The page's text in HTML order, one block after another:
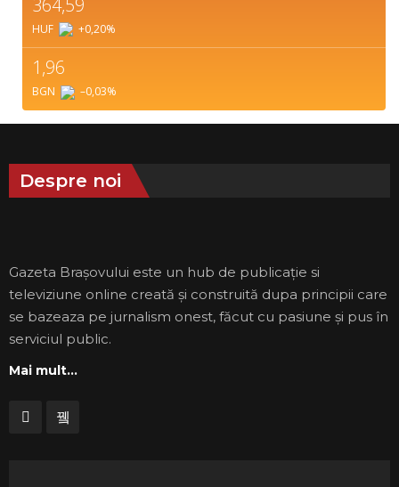
HUF +0,20%
1,96
BGN –0,03%
Despre noi
Gazeta Brașovului este un hub de publicație si
televiziune online creată și construită dupa principii care
se bazeaza pe jurnalism onest, făcut cu pasiune și pus în
serviciul public.
Mai mult...